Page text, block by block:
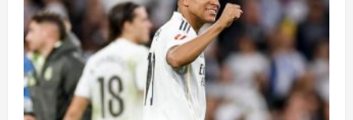
Polresta
Jambi
Siap
Wujudkan
Lalu
Lintas
Lebih
Aman